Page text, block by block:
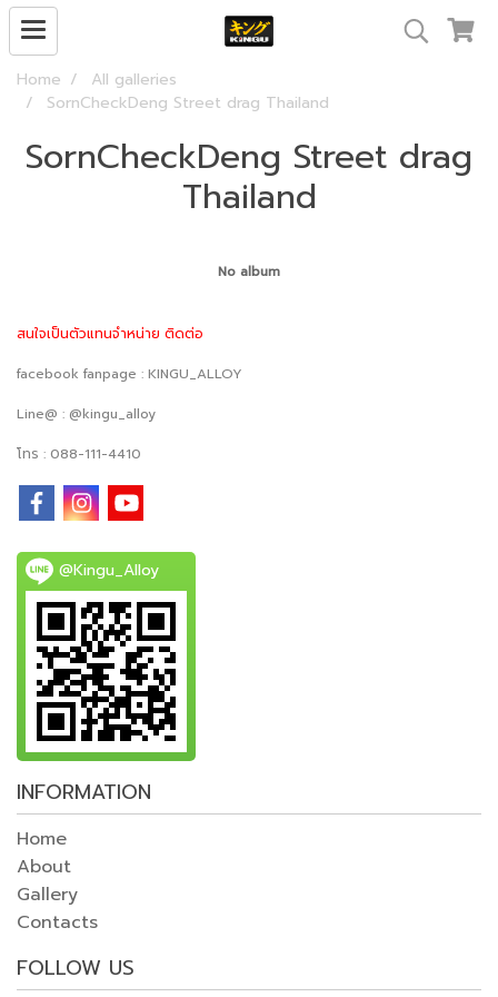
Home
All galleries
SornCheckDeng Street drag Thailand
SornCheckDeng Street drag
Thailand
No album
สนใจเป็นตัวแทนจำหน่าย ติดต่อ
facebook fanpage : KINGU_ALLOY
Line@ : @kingu_alloy
โทร : 088-111-4410
@Kingu_Alloy
INFORMATION
Home
About
Gallery
Contacts
FOLLOW US